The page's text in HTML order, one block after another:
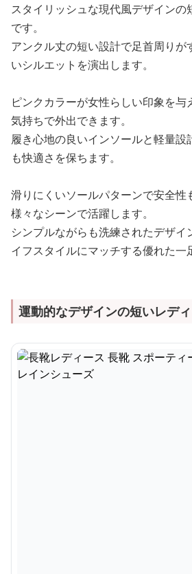
スタイリッシュな現代風デザインの
です。
アンクル丈の短い設計で足首周りが
いシルエットを演出します。
ピンクカラーが女性らしい印象を与
気持ちで外出できます。
履き心地の良いインソールと軽量設
も快適さを保ちます。
滑りにくいソールパターンで安全性
様々なシーンで活躍します。
シンプルながらも洗練されたデザイ
イフスタイルにマッチする優れた一
運動的なデザインの短いレデ